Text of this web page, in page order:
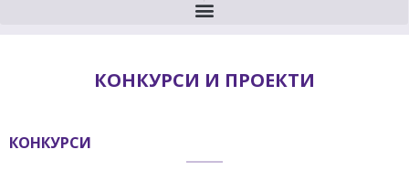
КОНКУРСИ И ПРОЕКТИ
КОНКУРСИ